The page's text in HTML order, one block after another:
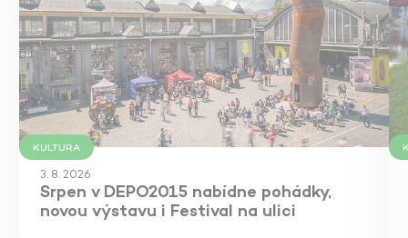
KULTURA
3. 8. 2026
Srpen v DEPO2015 nabídne pohádky,
novou výstavu i Festival na ulici